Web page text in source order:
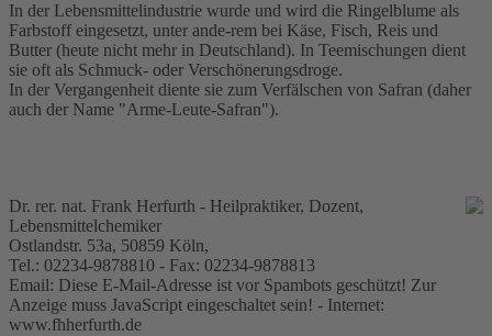
In der Lebensmittelindustrie wurde und wird die Ringelblume als
Farbstoff eingesetzt, unter ande-rem bei Käse, Fisch, Reis und
Butter (heute nicht mehr in Deutschland). In Teemischungen dient
sie oft als Schmuck- oder Verschönerungsdroge.
In der Vergangenheit diente sie zum Verfälschen von Safran (daher
auch der Name "Arme-Leute-Safran").
Dr. rer. nat. Frank Herfurth - Heilpraktiker, Dozent,
Lebensmittelchemiker
Ostlandstr. 53a, 50859 Köln,
Tel.: 02234-9878810 - Fax: 02234-9878813
Email: Diese E-Mail-Adresse ist vor Spambots geschützt! Zur
Anzeige muss JavaScript eingeschaltet sein! - Internet:
www.fhherfurth.de